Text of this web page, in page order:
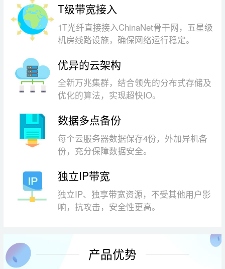
T级带宽接入
1T光纤直接接入ChinaNet骨干网，五星级
机房线路设施，确保网络运行稳定。
优异的云架构
全新万兆集群，结合领先的分布式存储及
优化的算法，实现超快IO。
数据多点备份
每个云服务器数据保存4份，外加异机备
份，充分保障数据安全。
独立IP带宽
独立IP、独享带宽资源，不受其他用户影
响，抗攻击，安全性更高。
产品优势